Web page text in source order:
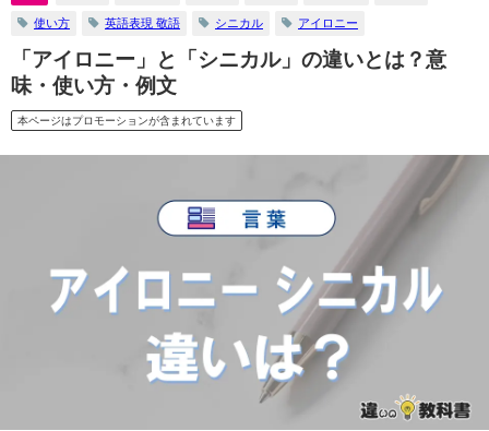
使い方 英語表現 敬語 シニカル アイロニー
「アイロニー」と「シニカル」の違いとは？意
味・使い方・例文
本ページはプロモーションが含まれています